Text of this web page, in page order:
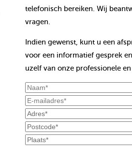
telefonisch bereiken. Wij
vragen.
Indien gewenst, kunt u een
voor een informatief gesprek
uzelf van onze professionele en